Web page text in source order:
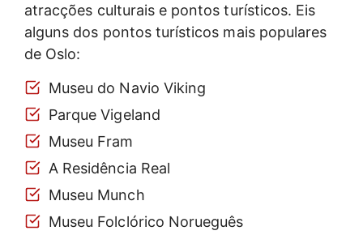
atracções culturais e pontos turísticos. Eis
alguns dos pontos turísticos mais populares
de Oslo:
Museu do Navio Viking
Parque Vigeland
Museu Fram
A Residência Real
Museu Munch
Museu Folclórico Norueguês